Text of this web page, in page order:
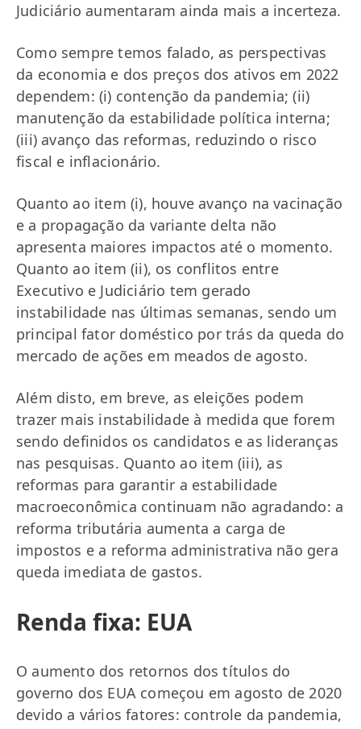
Judiciário aumentaram ainda mais a incerteza.
Como sempre temos falado, as perspectivas
da economia e dos preços dos ativos em 2022
dependem: (i) contenção da pandemia; (ii)
manutenção da estabilidade política interna;
(iii) avanço das reformas, reduzindo o risco
fiscal e inflacionário.
Quanto ao item (i), houve avanço na vacinação
e a propagação da variante delta não
apresenta maiores impactos até o momento.
Quanto ao item (ii), os conflitos entre
Executivo e Judiciário tem gerado
instabilidade nas últimas semanas, sendo um
principal fator doméstico por trás da queda do
mercado de ações em meados de agosto.
Além disto, em breve, as eleições podem
trazer mais instabilidade à medida que forem
sendo definidos os candidatos e as lideranças
nas pesquisas. Quanto ao item (iii), as
reformas para garantir a estabilidade
macroeconômica continuam não agradando: a
reforma tributária aumenta a carga de
impostos e a reforma administrativa não gera
queda imediata de gastos.
Renda fixa: EUA
O aumento dos retornos dos títulos do
governo dos EUA começou em agosto de 2020
devido a vários fatores: controle da pandemia,